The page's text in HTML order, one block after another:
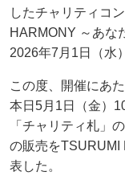
したチャリティコ
HARMONY ～あな
2026年7月1日（水
この度、開催にあ
本日5月1日（金）
「チャリティ札」
の販売をTSURUMI
表した。